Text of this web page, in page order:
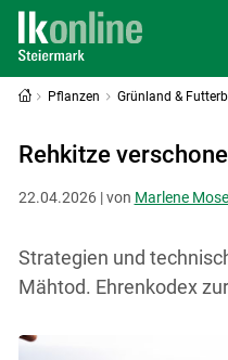
Pflanzen Grünland &
Rehkitze
22.04.2026 | von Marlene
Strategien und
Mähtod. Ehrenkodex